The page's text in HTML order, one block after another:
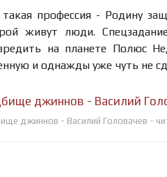
такая профессия - Родину
живут люди.
на планете Полюс
и однажды уже чуть не
джиннов - Василий
джиннов - Василий Головачев -